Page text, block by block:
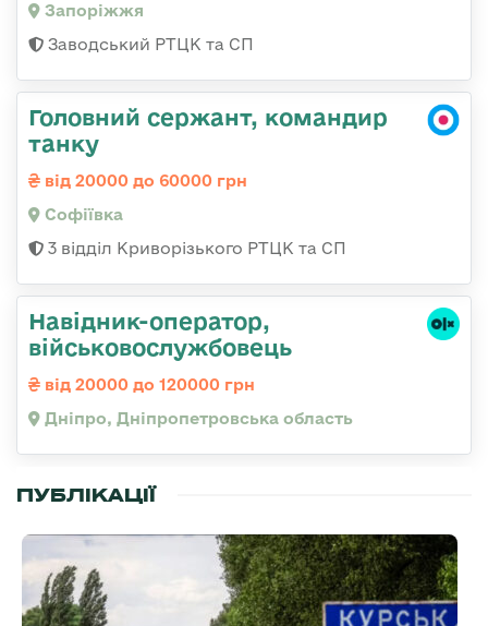
Запоріжжя
Заводський РТЦК та СП
Головний сержант, командир
танку
від 20000 до 60000 грн
Софіївка
3 відділ Криворізького РТЦК та СП
Навідник-оператор,
військовослужбовець
від 20000 до 120000 грн
Дніпро, Дніпропетровська область
ПУБЛІКАЦІЇ